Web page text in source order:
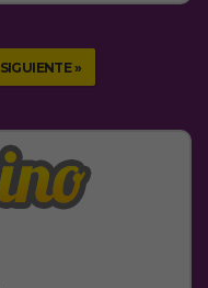
SIGUIENTE »